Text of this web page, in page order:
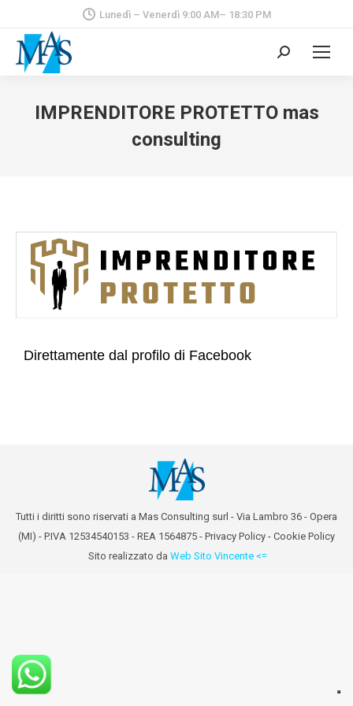
Lunedì – Venerdì 9:00 AM– 18:30 PM
Cerca:
IMPRENDITORE PROTETTO mas
consulting
Direttamente dal profilo di Facebook
Tutti i diritti sono riservati a Mas Consulting surl - Via Lambro 36 - Opera
(MI) - P.IVA 12534540153 - REA 1564875 - Privacy Policy - Cookie Policy
Sito realizzato da Web Sito Vincente <=